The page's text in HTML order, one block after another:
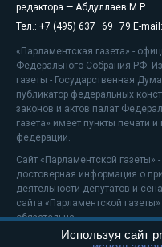
редактора — Абдуллаев М.Р.
Тел.: +7 (495) 637–69–79 E-mail:
«Парламентская газета» -
Федерального Собрания РФ.
газеты - Государственная
публикатор федеральных
законов и актов палат
газета» имеет пункты печати
федерации.
Сайт «Парламентской газеты»
достоверная информация о
деятельности депутатов и
сайта «Парламентской
обязательна.
На информационном ресурсе
Используя сайт